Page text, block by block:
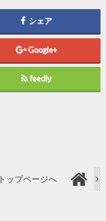
シェア
Google+
feedly
トップページへ